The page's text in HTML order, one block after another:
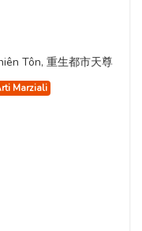
Tôn, 重生都市天尊
Marziali